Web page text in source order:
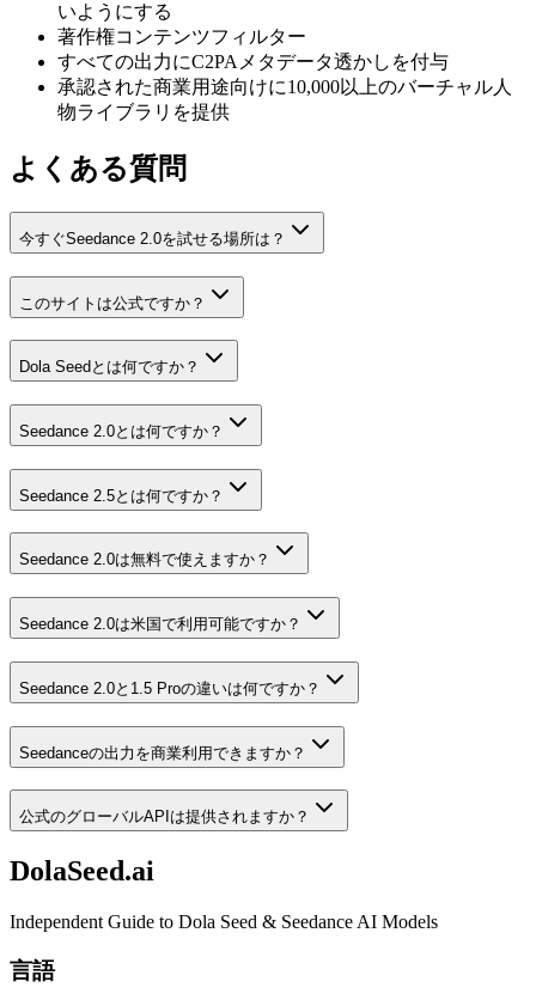
いようにする
著作権コンテンツフィルター
すべての出力にC2PAメタデータ透かしを付与
承認された商業用途向けに10,000以上のバーチャル人
物ライブラリを提供
よくある質問
今すぐSeedance 2.0を試せる場所は？
このサイトは公式ですか？
Dola Seedとは何ですか？
Seedance 2.0とは何ですか？
Seedance 2.5とは何ですか？
Seedance 2.0は無料で使えますか？
Seedance 2.0は米国で利用可能ですか？
Seedance 2.0と1.5 Proの違いは何ですか？
Seedanceの出力を商業利用できますか？
公式のグローバルAPIは提供されますか？
DolaSeed.ai
Independent Guide to Dola Seed & Seedance AI Models
言語